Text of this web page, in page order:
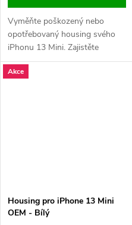
Vyměňte poškozený nebo
opotřebovaný housing svého
iPhonu 13 Mini. Zajistěte
perfektní vzhled a ochranu
vnitřních komponent vašeho
Akce
Housing pro iPhone 13 Mini
OEM - Bílý